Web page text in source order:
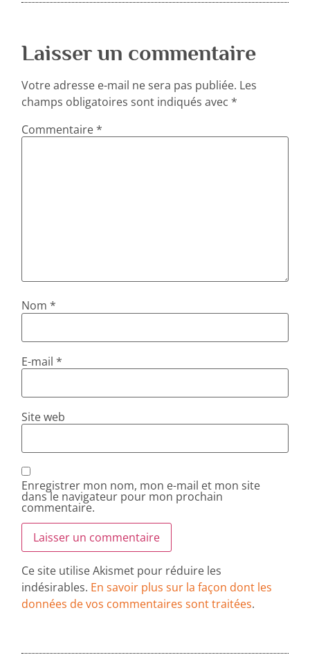
Laisser un commentaire
Votre adresse e-mail ne sera pas publiée. Les
champs obligatoires sont indiqués avec*
Commentaire*
Nom*
E-mail*
Site web
Enregistrer mon nom, mon e-mail et mon site
dans le navigateur pour mon prochain
commentaire.
Ce site utilise Akismet pour réduire les
indésirables. En savoir plus sur la façon dont les
données de vos commentaires sont traitées.